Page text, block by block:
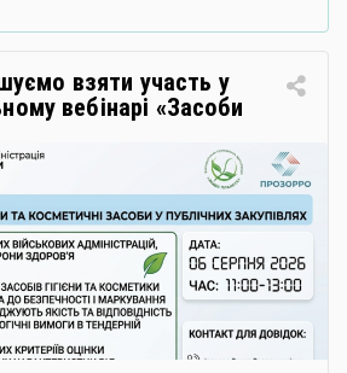
взяти участь у
вебінарі «Засоби
гігієни та косметичні
закупівлях: як
вимоги та обрати
і якісну продукцію»